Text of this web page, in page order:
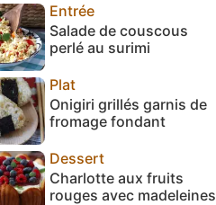
Entrée
Salade de couscous
perlé au surimi
Plat
Onigiri grillés garnis de
fromage fondant
Dessert
Charlotte aux fruits
rouges avec madeleines